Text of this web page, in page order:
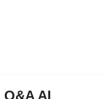
Q&A AI